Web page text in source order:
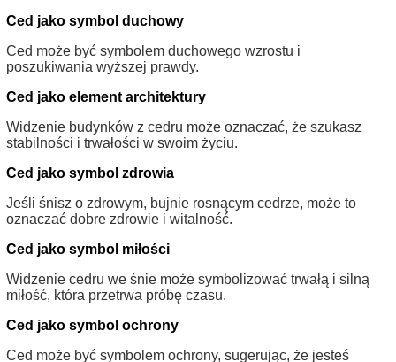
Ced jako symbol duchowy
Ced może być symbolem duchowego wzrostu i
poszukiwania wyższej prawdy.
Ced jako element architektury
Widzenie budynków z cedru może oznaczać, że szukasz
stabilności i trwałości w swoim życiu.
Ced jako symbol zdrowia
Jeśli śnisz o zdrowym, bujnie rosnącym cedrze, może to
oznaczać dobre zdrowie i witalność.
Ced jako symbol miłości
Widzenie cedru we śnie może symbolizować trwałą i silną
miłość, która przetrwa próbę czasu.
Ced jako symbol ochrony
Ced może być symbolem ochrony, sugerując, że jesteś